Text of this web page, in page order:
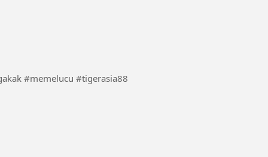
#videolucu #ngakak #memelucu #tigerasia88